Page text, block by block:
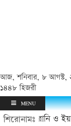
আজ, শনিবার, ৮ আগস্ট,
১৪৪৮ হিজরী
MENU
শিরোনামঃহয়রানি ও